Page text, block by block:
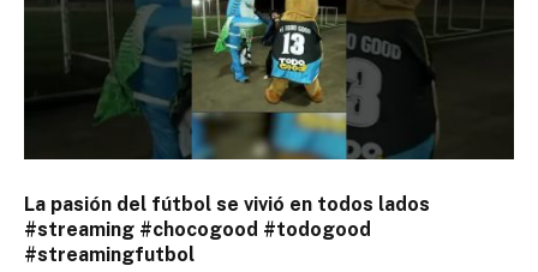
La pasión del fútbol se vivió en todos lados
#streaming #chocogood #todogood
#streamingfutbol